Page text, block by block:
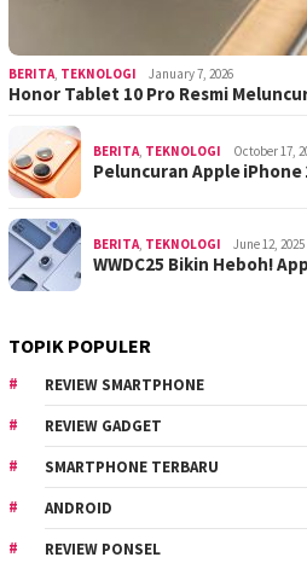
BERITA TEKNOLOGI January 7, 2026
Honor Tablet 10 Pro Resmi
BERITA TEKNOLOGI October 17,
Peluncuran Apple
BERITA TEKNOLOGI June 12, 2025
WWDC25 Bikin Heboh!
TOPIK POPULER
REVIEW SMARTPHONE
REVIEW GADGET
SMARTPHONE TERBARU
ANDROID
REVIEW PONSEL